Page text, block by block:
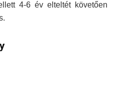
4-6 év elteltét követően